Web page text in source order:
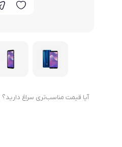
آیا قیمت مناسب‌تری سراغ دارید؟